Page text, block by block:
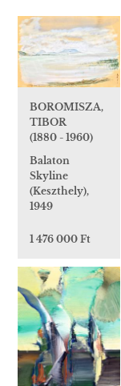
BOROMISZA,
TIBOR
(1880 - 1960)
Balaton
Skyline
(Keszthely),
1949
1 476 000 Ft